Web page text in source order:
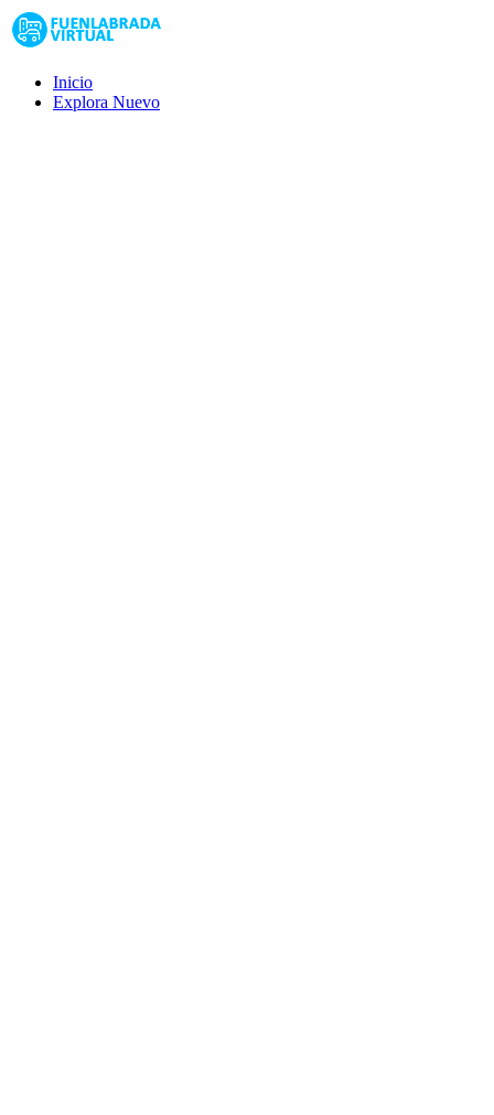
Inicio
Explora Nuevo